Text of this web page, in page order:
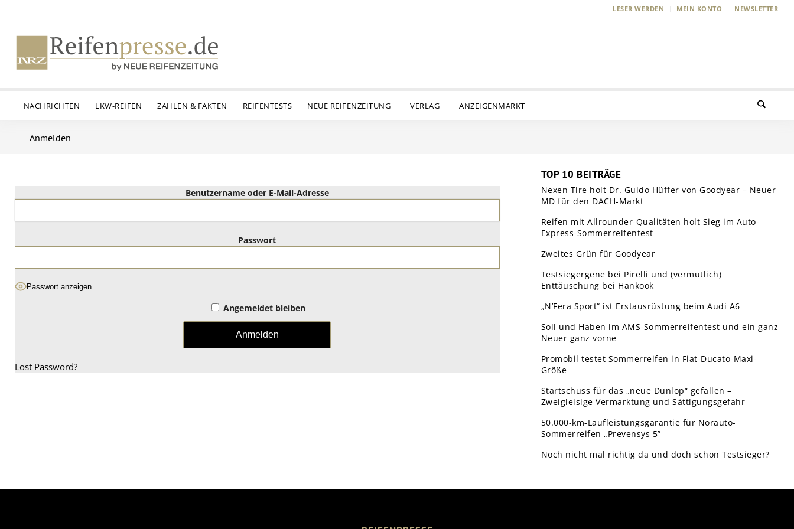
LESER WERDEN MEIN KONTO NEWSLETTER
NACHRICHTEN LKW-REIFEN ZAHLEN & FAKTEN REIFENTESTS NEUE REIFENZEITUNG VERLAG ANZEIGENMARKT
Anmelden
Benutzername oder E-Mail-Adresse
Passwort
Passwort anzeigen
Angemeldet bleiben
Lost Password?
TOP 10 BEITRÄGE
Nexen Tire holt Dr. Guido Hüffer von Goodyear – Neuer
MD für den DACH-Markt
Reifen mit Allrounder-Qualitäten holt Sieg im Auto-
Express-Sommerreifentest
Zweites Grün für Goodyear
Testsiegergene bei Pirelli und (vermutlich)
Enttäuschung bei Hankook
„N’Fera Sport“ ist Erstausrüstung beim Audi A6
Soll und Haben im AMS-Sommerreifentest und ein ganz
Neuer ganz vorne
Promobil testet Sommerreifen in Fiat-Ducato-Maxi-
Größe
Startschuss für das „neue Dunlop“ gefallen –
Zweigleisige Vermarktung und Sättigungsgefahr
50.000-km-Laufleistungsgarantie für Norauto-
Sommerreifen „Prevensys 5”
Noch nicht mal richtig da und doch schon Testsieger?